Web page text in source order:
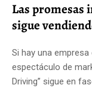
Las promesas
sigue
Si hay una
espectáculo de
Driving” sigue en